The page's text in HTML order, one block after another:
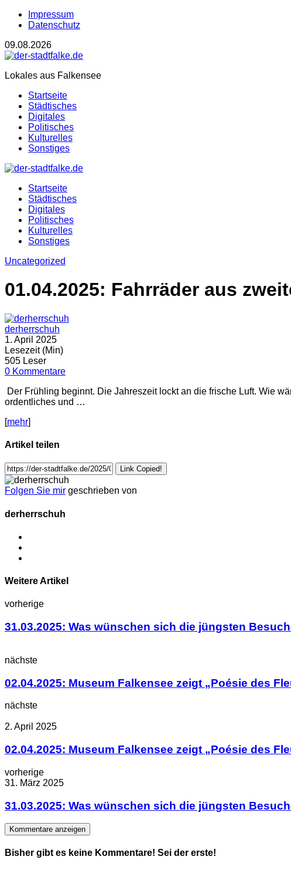
Impressum
Datenschutz
09.08.2026
Lokales aus Falkensee
Startseite
Städtisches
Digitales
Politisches
Kulturelles
Sonstiges
Startseite
Städtisches
Digitales
Politisches
Kulturelles
Sonstiges
Uncategorized
01.04.2025: Fahrräder aus
derherrschuh
1. April 2025
Lesezeit (Min)
505 Leser
0 Kommentare
Der Frühling beginnt. Die Jahreszeit lockt an die frische Luft. Wie
ordentliches und …
[mehr]
Artikel teilen
Link Copied!
Folgen Sie mir geschrieben von
derherrschuh
Weitere Artikel
vorherige
31.03.2025: Was wünschen sich die jüngsten
nächste
02.04.2025: Museum Falkensee zeigt „Poésie des
nächste
2. April 2025
02.04.2025: Museum Falkensee zeigt „Poésie des
vorherige
31. März 2025
31.03.2025: Was wünschen sich die jüngsten
Kommentare anzeigen
Bisher gibt es keine Kommentare! Sei der erste!